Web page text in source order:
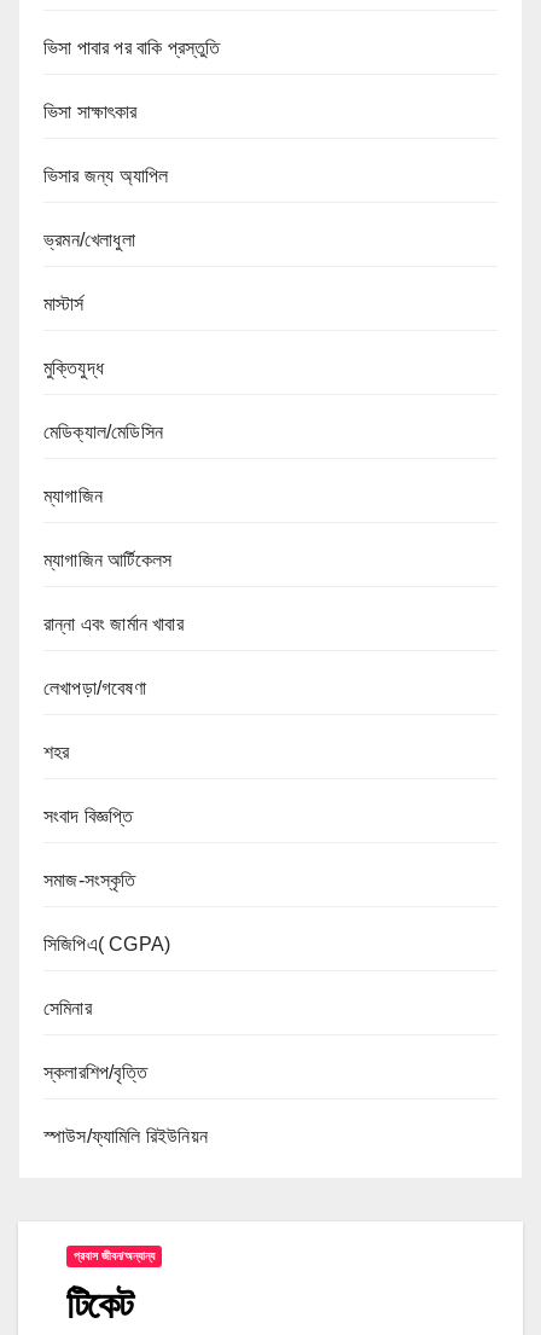
ভিসা পাবার পর বাকি প্রস্তুতি
ভিসা সাক্ষাৎকার
ভিসার জন্য অ্যাপিল
ভ্রমন/খেলাধুলা
মাস্টার্স
মুক্তিযুদ্ধ
মেডিক্যাল/মেডিসিন
ম্যাগাজিন
ম্যাগাজিন আর্টিকেলস
রান্না এবং জার্মান খাবার
লেখাপড়া/গবেষণা
শহর
সংবাদ বিজ্ঞপ্তি
সমাজ-সংস্কৃতি
সিজিপিএ( CGPA)
সেমিনার
স্কলারশিপ/বৃত্তি
স্পাউস/ফ্যামিলি রিইউনিয়ন
প্রবাস জীবন/অন্যান্য
টিকেট